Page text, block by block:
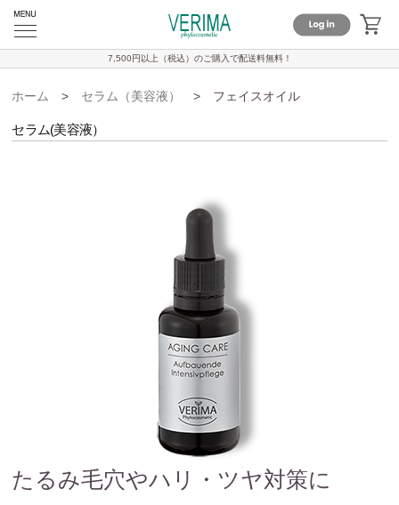
7,500円以上（税込）のご購入で配送料無料！
ホーム > セラム（美容液） > フェイスオイル
セラム(美容液）
たるみ毛穴やハリ・ツヤ対策に